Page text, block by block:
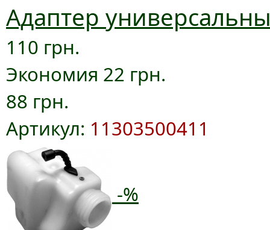
Адаптер
110 грн.
Экономия 22 грн.
88 грн.
Артикул: 11303500411
-%